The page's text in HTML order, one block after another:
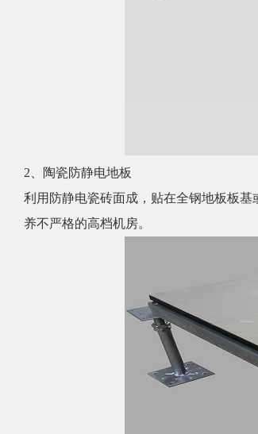
2、陶瓷防静电地板
利用 防静​电瓷砖面成，贴在全钢地板板
养不严格的高档机房。